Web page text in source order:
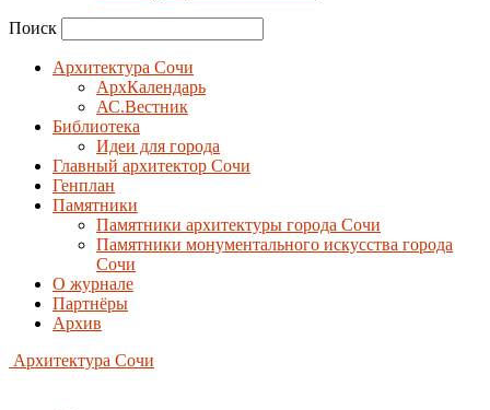
Поиск
Архитектура Сочи
АрхКалендарь
АС.Вестник
Библиотека
Идеи для города
Главный архитектор Сочи
Генплан
Памятники
Памятники архитектуры города Сочи
Памятники монументального искусства города
Сочи
О журнале
Партнёры
Архив
Архитектура Сочи